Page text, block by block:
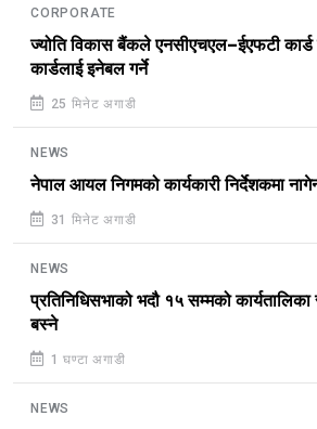
CORPORATE
ज्योति विकास बैंकले एनसीएचएल–ईएफटी कार्ड
कार्डलाई इनेबल गर्ने
25 मिनेट अगाडी
NEWS
नेपाल आयल निगमको कार्यकारी निर्देशकमा
31 मिनेट अगाडी
NEWS
प्रतिनिधिसभाको भदौ १५ सम्मको
बस्ने
1 घण्टा अगाडी
NEWS